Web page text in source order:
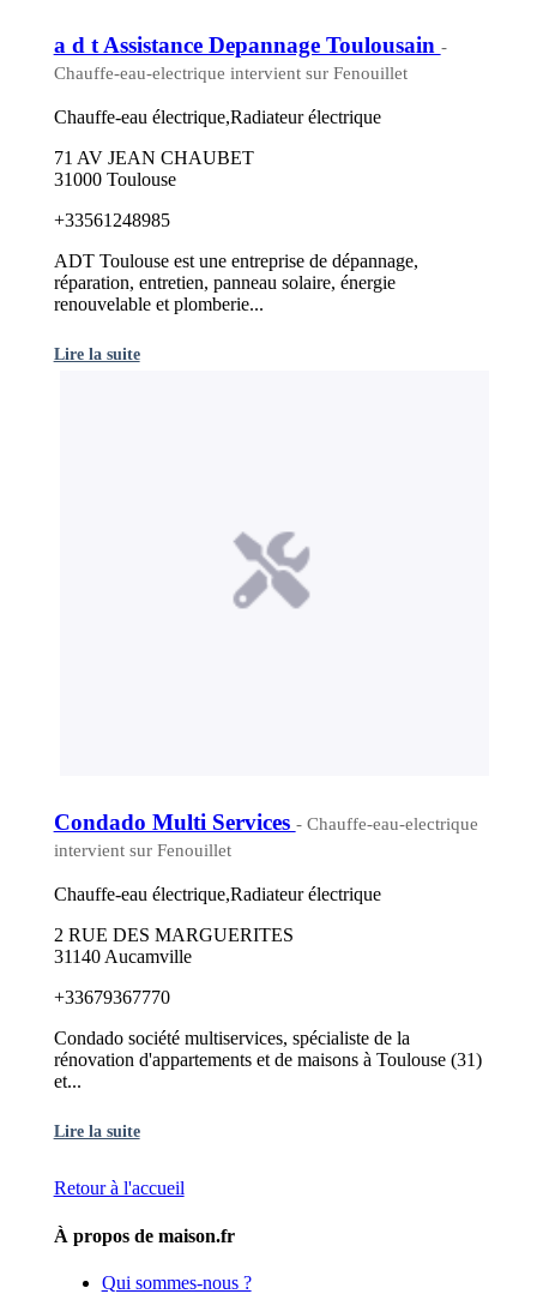
a d t Assistance Depannage Toulousain -
Chauffe-eau-electrique intervient sur Fenouillet
Chauffe-eau électrique,Radiateur électrique
71 AV JEAN CHAUBET
31000 Toulouse
+33561248985
ADT Toulouse est une entreprise de dépannage,
réparation, entretien, panneau solaire, énergie
renouvelable et plomberie...
Lire la suite
Condado Multi Services - Chauffe-eau-electrique
intervient sur Fenouillet
Chauffe-eau électrique,Radiateur électrique
2 RUE DES MARGUERITES
31140 Aucamville
+33679367770
Condado société multiservices, spécialiste de la
rénovation d'appartements et de maisons à Toulouse (31)
et...
Lire la suite
Retour à l'accueil
À propos de maison.fr
Qui sommes-nous ?